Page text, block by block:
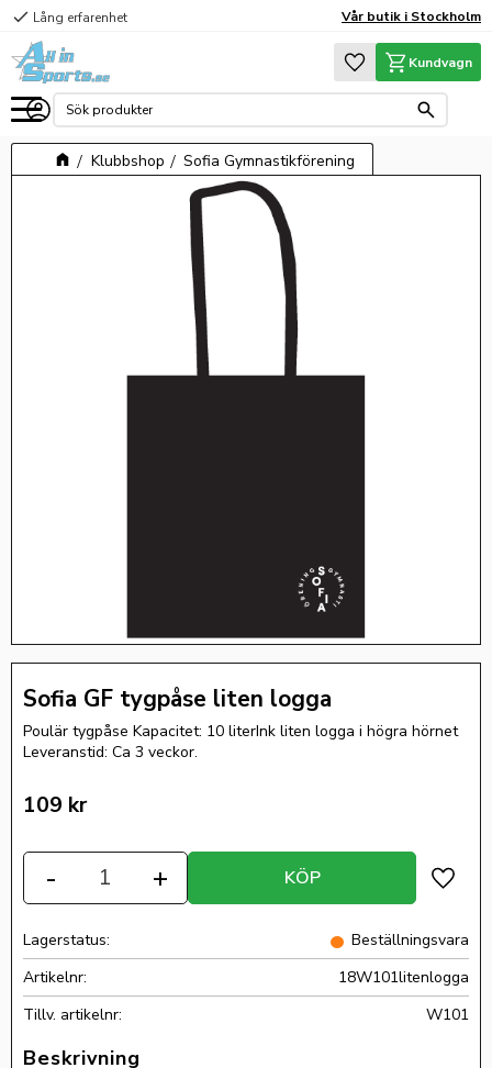
Meny
check Lång erfarenhet Vår butik i Stockholm
Favoriter
Kundvagn
Klubbshop Sofia Gymnastikförening
Sofia GF tygpåse liten logga
Poulär tygpåse Kapacitet: 10 literInk liten logga i högra hörnet
Leveranstid: Ca 3 veckor.
109 kr
+
- KÖP
Lägg
Lagerstatus
Beställningsvara
Artikelnr
18W101litenlogga
Tillv. artikelnr
W101